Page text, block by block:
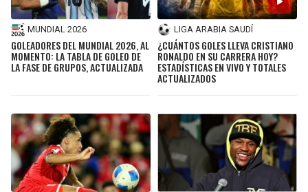
MUNDIAL 2026
GOLEADORES DEL MUNDIAL 2026, AL
MOMENTO: LA TABLA DE GOLEO DE
LA FASE DE GRUPOS, ACTUALIZADA
LIGA ARABIA SAUDÍ
¿CUÁNTOS GOLES LLEVA CRISTIANO
RONALDO EN SU CARRERA HOY?
ESTADÍSTICAS EN VIVO Y TOTALES
ACTUALIZADOS